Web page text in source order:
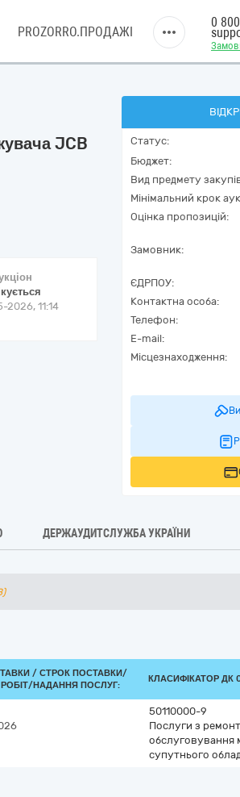
PROZORRO.ПРОДАЖІ
0
JCB
2026, 11:14
Статус:
Бюджет:
Вид предмету
Мінімальний крок
Оцінка пропозицій:
Замовник:
ЄДРПОУ:
Контактна особа:
Телефон:
E-mail:
Місцезнаходження:
ДЕРЖАУДИТСЛУЖБА УКРАЇНИ
/ СТРОК ПОСТАВКИ/
НАДАННЯ ПОСЛУГ:
КЛАСИФІКАТОР ДК
50110000-9
Послуги з
обслуговування
супутнього